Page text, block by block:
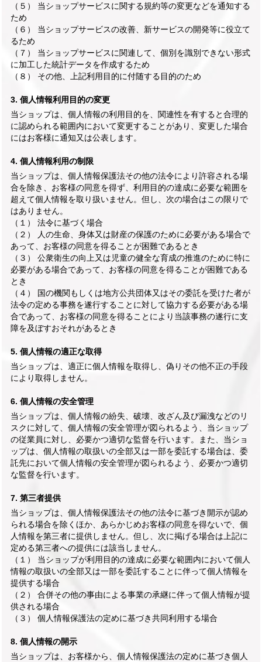
（５） 当ショップサービスに関する規約等の変更などを通知する
ため
（６） 当ショップサービスの改善、新サービスの開発等に役立て
るため
（７） 当ショップサービスに関連して、個別を識別できない形式
に加工した統計データを作成するため
（８） その他、上記利用目的に付随する目的のため
3. 個人情報利用目的の変更
当ショップは、個人情報の利用目的を、関連性を有すると合理的
に認められる範囲内において変更することがあり、変更した場合
にはお客様に通知又は公表します。
4. 個人情報利用の制限
当ショップは、個人情報保護法その他の法令により許容される場
合を除き、お客様の同意を得ず、利用目的の達成に必要な範囲を
超えて個人情報を取り扱いません。但し、次の場合はこの限りで
はありません。
（１） 法令に基づく場合
（２） 人の生命、身体又は財産の保護のために必要がある場合で
あって、お客様の同意を得ることが困難であるとき
（３） 公衆衛生の向上又は児童の健全な育成の推進のために特に
必要がある場合であって、お客様の同意を得ることが困難である
とき
（４） 国の機関もしくは地方公共団体又はその委託を受けた者が
法令の定める事務を遂行することに対して協力する必要がある場
合であって、お客様の同意を得ることにより当該事務の遂行に支
障を及ぼすおそれがあるとき
5. 個人情報の適正な取得
当ショップは、適正に個人情報を取得し、偽りその他不正の手段
により取得しません。
6. 個人情報の安全管理
当ショップは、個人情報の紛失、破壊、改ざん及び漏洩などのリ
スクに対して、個人情報の安全管理が図られるよう、当ショップ
の従業員に対し、必要かつ適切な監督を行います。また、当ショ
ップは、個人情報の取扱いの全部又は一部を委託する場合は、委
託先において個人情報の安全管理が図られるよう、必要かつ適切
な監督を行います。
7. 第三者提供
当ショップは、個人情報保護法その他の法令に基づき開示が認め
られる場合を除くほか、あらかじめお客様の同意を得ないで、個
人情報を第三者に提供しません。但し、次に掲げる場合は上記に
定める第三者への提供には該当しません。
（１） 当ショップが利用目的の達成に必要な範囲内において個人
情報の取扱いの全部又は一部を委託することに伴って個人情報を
提供する場合
（２） 合併その他の事由による事業の承継に伴って個人情報が提
供される場合
（３） 個人情報保護法の定めに基づき共同利用する場合
8. 個人情報の開示
当ショップは、お客様から、個人情報保護法の定めに基づき個人